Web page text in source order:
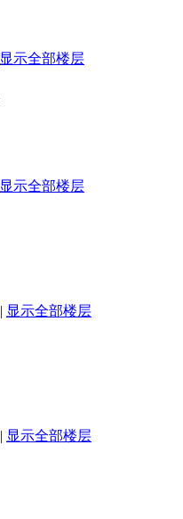
显示全部楼层
显示全部楼层
| 显示全部楼层
| 显示全部楼层